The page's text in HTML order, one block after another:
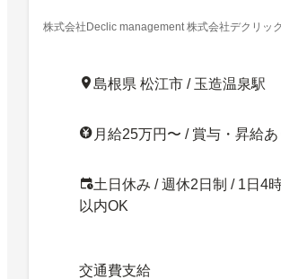
株式会社Declic management 株式会社デクリッ
島根県 松江市 / 玉造温泉駅
月給25万円〜 / 賞与・昇給あ
土日休み / 週休2日制 / 1日4
以内OK
交通費支給